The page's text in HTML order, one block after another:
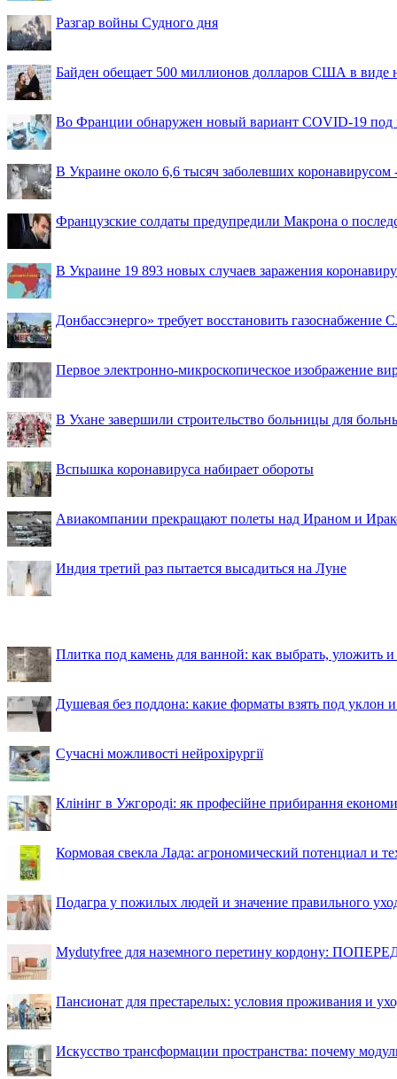
Разгар войны Судного дня
Байден обещает 500 миллионов долларов США в
Во Франции обнаружен новый вариант COVID-19 под
В Украине около 6,6 тысяч заболевших коронавирусом
Французские солдаты предупредили Макрона о
В Украине 19 893 новых случаев заражения
Донбассэнерго» требует восстановить газоснабжение
Первое электронно-микроскопическое изображение
В Ухане завершили строительство больницы для
Вспышка коронавируса набирает обороты
Авиакомпании прекращают полеты над Ираном и
Индия третий раз пытается высадиться на Луне
Плитка под камень для ванной: как выбрать, уложить
Душевая без поддона: какие форматы взять под уклон
Сучасні можливості нейрохірургії
Клінінг в Ужгороді: як професійне прибирання
Кормовая свекла Лада: агрономический потенциал и
Подагра у пожилых людей и значение правильного
Mydutyfree для наземного перетину кордону:
Пансионат для престарелых: условия проживания и
Искусство трансформации пространства: почему